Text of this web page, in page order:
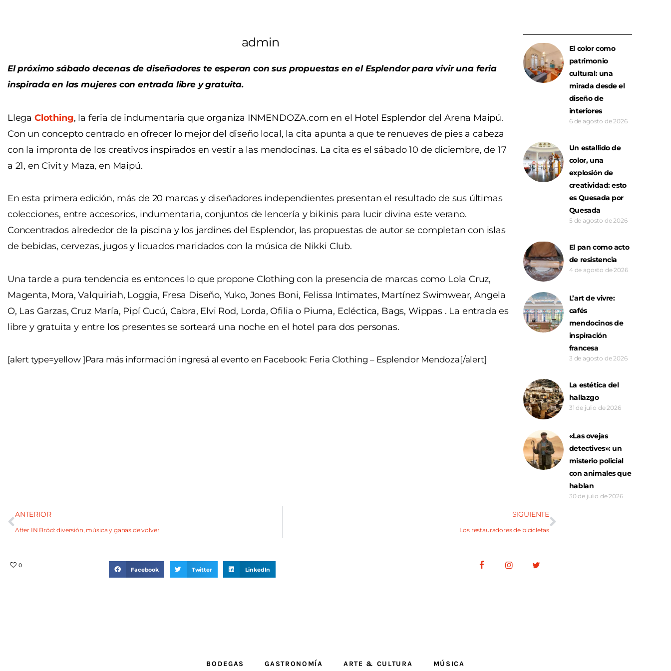
admin
El próximo sábado decenas de diseñadores te esperan con sus propuestas en el Esplendor para vivir una feria
inspirada en las mujeres con entrada libre y gratuita.
Llega Clothing, la feria de indumentaria que organiza INMENDOZA.com en el Hotel Esplendor del Arena Maipú.
Con un concepto centrado en ofrecer lo mejor del diseño local, la cita apunta a que te renueves de pies a cabeza
con la impronta de los creativos inspirados en vestir a las mendocinas. La cita es el sábado 10 de diciembre, de 17
a 21, en Civit y Maza, en Maipú.
En esta primera edición, más de 20 marcas y diseñadores independientes presentan el resultado de sus últimas
colecciones, entre accesorios, indumentaria, conjuntos de lencería y bikinis para lucir divina este verano.
Concentrados alrededor de la piscina y los jardines del Esplendor, las propuestas de autor se completan con islas
de bebidas, cervezas, jugos y licuados maridados con la música de Nikki Club.
Una tarde a pura tendencia es entonces lo que propone Clothing con la presencia de marcas como Lola Cruz,
Magenta, Mora, Valquiriah, Loggia, Fresa Diseño, Yuko, Jones Boni, Felissa Intimates, Martínez Swimwear, Angela
O, Las Garzas, Cruz María, Pipí Cucú, Cabra, Elvi Rod, Lorda, Ofilia o Piuma, Ecléctica, Bags, Wippas . La entrada es
libre y gratuita y entre los presentes se sorteará una noche en el hotel para dos personas.
[alert type=yellow ]Para más información ingresá al evento en Facebook: Feria Clothing – Esplendor Mendoza[/alert]
El color como
patrimonio
cultural: una
mirada desde el
diseño de
interiores
6 de agosto de 2026
Un estallido de
color, una
explosión de
creatividad: esto
es Quesada por
Quesada
5 de agosto de 2026
El pan como acto
de resistencia
4 de agosto de 2026
L’art de vivre:
cafés
mendocinos de
inspiración
francesa
3 de agosto de 2026
La estética del
hallazgo
31 de julio de 2026
«Las ovejas
detectives»: un
misterio policial
con animales que
hablan
30 de julio de 2026
ANTERIOR
After IN Bröd: diversión, música y ganas de volver
SIGUIENTE
Los restauradores de bicicletas
0
Facebook Twitter LinkedIn
BODEGAS GASTRONOMÍA ARTE & CULTURA MÚSICA